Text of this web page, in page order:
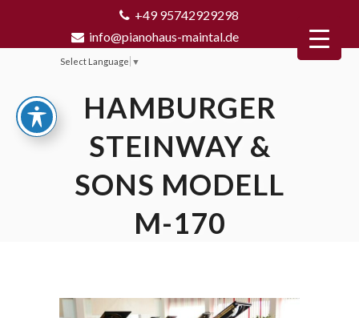
+49 95742929298
info@pianohaus-maintal.de
Select Language ▼
HAMBURGER
STEINWAY &
SONS MODELL
M-170